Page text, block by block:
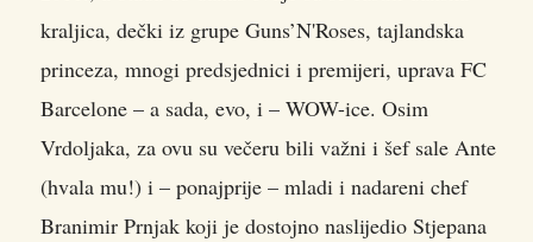
kraljica, dečki iz grupe Guns’N'Roses, tajlandska
princeza, mnogi predsjednici i premijeri, uprava FC
Barcelone – a sada, evo, i – WOW-ice. Osim
Vrdoljaka, za ovu su večeru bili važni i šef sale Ante
(hvala mu!) i – ponajprije – mladi i nadareni chef
Branimir Prnjak koji je dostojno naslijedio Stjepana